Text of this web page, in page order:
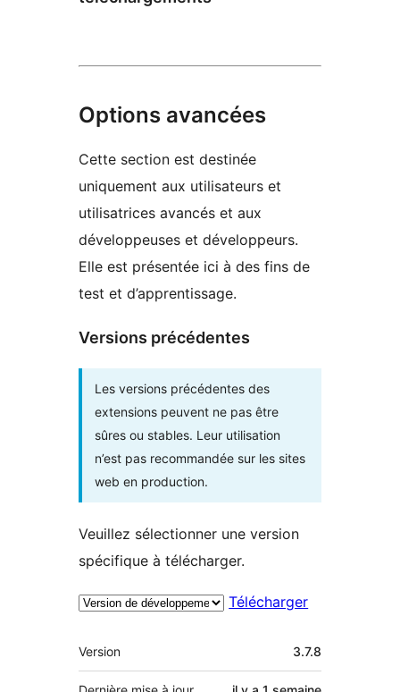
Options avancées
Cette section est destinée
uniquement aux utilisateurs et
utilisatrices avancés et aux
développeuses et développeurs.
Elle est présentée ici à des fins de
test et d’apprentissage.
Versions précédentes
Les versions précédentes des
extensions peuvent ne pas être
sûres ou stables. Leur utilisation
n’est pas recommandée sur les sites
web en production.
Veuillez sélectionner une version
spécifique à télécharger.
Télécharger
Méta
Version 3.7.8